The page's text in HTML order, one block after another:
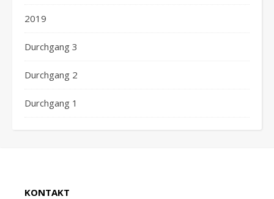
2019
Durchgang 3
Durchgang 2
Durchgang 1
KONTAKT